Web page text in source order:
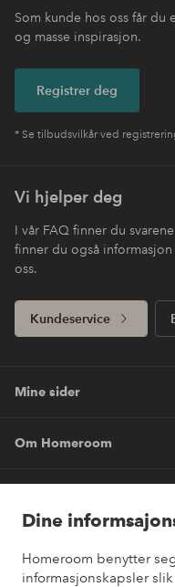
Dine
Homeroom benytter
informasjonskapsler
Som kunde hos oss får du
og masse inspirasjon.
Registrer deg
* Se tilbudsvilkår ved
Vi hjelper deg
I vår FAQ finner du
finner du også
oss.
Kundeservice
Mine sider
Om Homeroom